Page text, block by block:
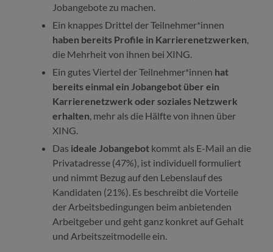
Jobangebote zu machen.
Ein knappes Drittel der Teilnehmer*innen
haben bereits Profile in Karrierenetzwerken
die Mehrheit von ihnen bei XING.
Ein gutes Viertel der Teilnehmer*innen hat
bereits einmal ein Jobangebot über ein
Karrierenetzwerk oder soziales Netzwerk
erhalten , mehr als die Hälfte von ihnen über
XING.
Das ideale Jobangebotkommt als E-Mail an die
Privatadresse (47%), ist individuell formuliert
und nimmt Bezug auf den Lebenslauf des
Kandidaten (21%). Es beschreibt die Vorteile
der Arbeitsbedingungen beim anbietenden
Arbeitgeber und geht ganz konkret auf Gehalt
und Arbeitszeitmodelle ein.